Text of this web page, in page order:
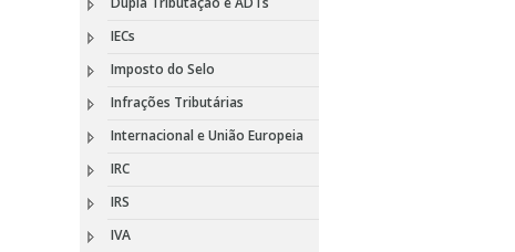
IECs
Imposto do Selo
Infrações Tributárias
Internacional e União Europeia
IRC
IRS
IVA